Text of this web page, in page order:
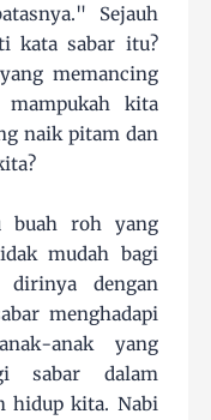
Sejauh
kata sabar itu?
memancing
kita
naik pitam dan
buah roh yang
mudah bagi
dirinya dengan
menghadapi
anak yang
sabar dalam
hidup kita. Nabi